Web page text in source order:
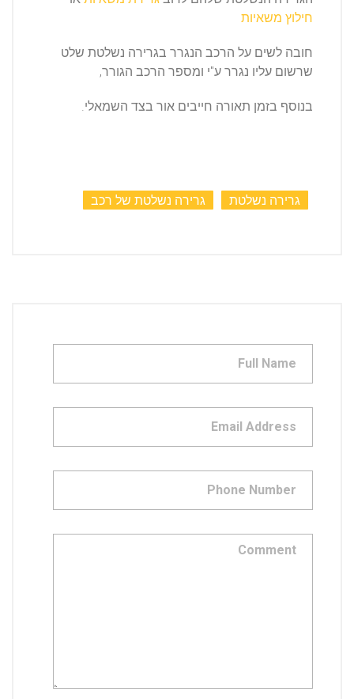
חילוץ משאיות
חובה לשים על הרכב הנגרר בגרירה נשלטת שלט
שרשום עליו נגרר ע"י ומספר הרכב הגורר,
בנוסף בזמן תאורה חייבים אור בצד השמאלי.
גרירה נשלטת גרירה נשלטת של רכב